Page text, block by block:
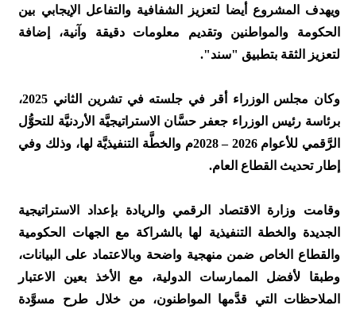
ويهدف المشروع أيضا لتعزيز الشفافية والتفاعل الإيجابي بين
الحكومة والمواطنين وتقديم معلومات دقيقة وآنية، إضافة
لتعزيز الثقة بتطبيق "سند".
وكان مجلس الوزراء أقر في جلسته في تشرين الثاني 2025،
برئاسة رئيس الوزراء جعفر حسَّان الاستراتيجيَّة الأردنيَّة للتحوُّل
الرَّقمي للأعوام 2026 – 2028م والخطَّة التنفيذيَّة لها، وذلك وفي
إطار تحديث القطاع العام.
وقامت وزارة الاقتصاد الرقمي والريادة بإعداد الاستراتيجية
الجديدة والخطة التنفيذية لها بالشراكة مع الجهات الحكومية
والقطاع الخاص ضمن منهجية واضحة وبالاعتماد على البيانات،
وطبقا لأفضل الممارسات الدولية، مع الأخذ بعين الاعتبار
الملاحظات التي قدَّمها المواطنون، من خلال طرح مسوَّدة